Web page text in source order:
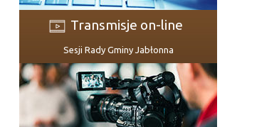
Transmisje on-line
Sesji Rady Gminy Jabłonna